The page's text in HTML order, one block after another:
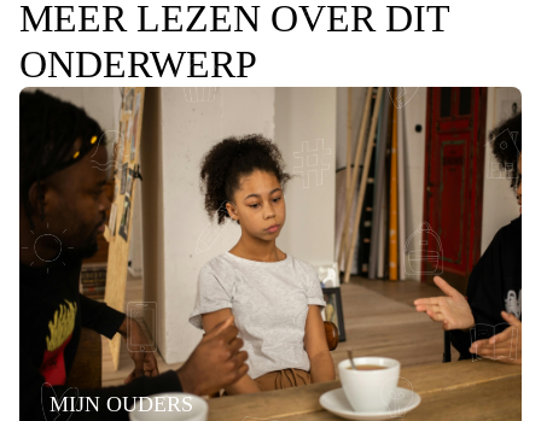
MEER LEZEN OVER DIT
ONDERWERP
MIJN OUDERS